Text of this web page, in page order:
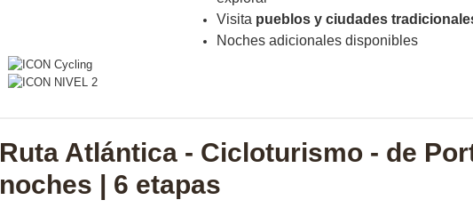
Visita pueblos y ciudades
Noches adicionales disponibles
Ruta Atlántica - Cicloturismo - de
noches | 6 etapas